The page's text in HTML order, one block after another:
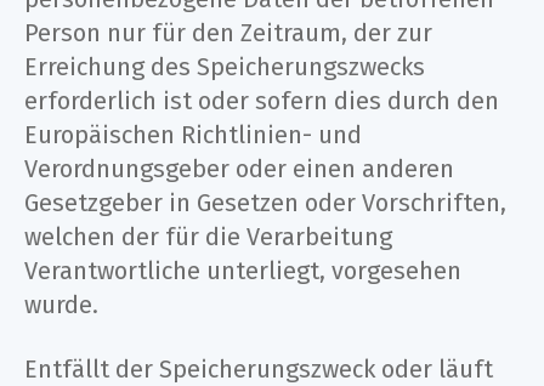
Person nur für den Zeitraum, der zur
Erreichung des Speicherungszwecks
erforderlich ist oder sofern dies durch den
Europäischen Richtlinien- und
Verordnungsgeber oder einen anderen
Gesetzgeber in Gesetzen oder Vorschriften,
welchen der für die Verarbeitung
Verantwortliche unterliegt, vorgesehen
wurde.
Entfällt der Speicherungszweck oder läuft